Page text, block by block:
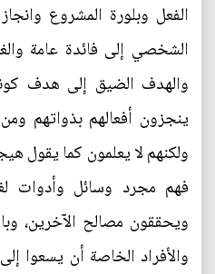
الفعل وبلورة المشروع
الشخصي إلى فائدة عامة
والهدف الضيق إلى هدف
ينجزون أفعالهم بذواتهم
ولكنهم لا يعلمون كما يقول
فهم مجرد وسائل وأدوات
ويحققون مصالح الآخرين،
والأفراد الخاصة أن يسعوا